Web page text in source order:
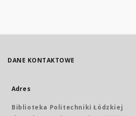
DANE KONTAKTOWE
Adres
Biblioteka Politechniki Łódzkiej